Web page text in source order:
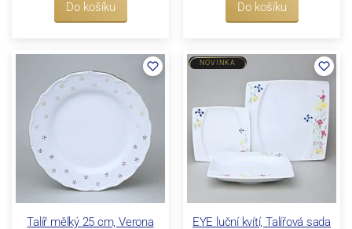
Do košíku Do košíku
Talíř mělký 25 cm, Verona
EYE luční kvítí, Talířová sada
NOVINKA